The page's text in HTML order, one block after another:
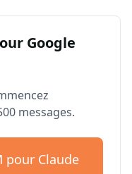
Google
messages.
pour Claude